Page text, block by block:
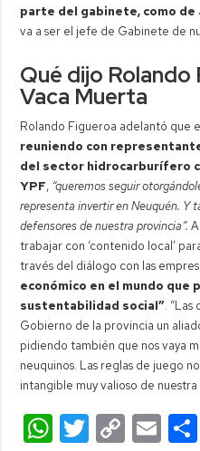
parte del gabinete, como de
va a ser el jefe de Gabinete de
Qué dijo Rolando
Vaca Muerta
Rolando Figueroa adelantó que
reuniendo con
del sector hidrocarburífero
YPF, “queremos seguir
representa invertir en Neuquén. Y
defensores de nuestra provincia”.
trabajar con ‘contenido local’
través del diálogo con las
económico en el mundo que
sustentabilidad social”.
Gobierno de la provincia un
pidiendo también que nos vaya
neuquinos. Las reglas de juego
intangible muy valioso de nuestra
W T C E